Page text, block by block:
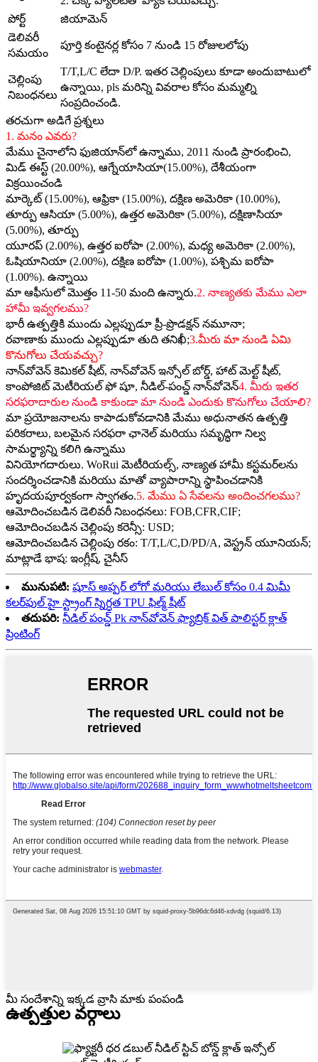
పోర్ట్
జియామెన్
డెలివరీ
సమయం
పూర్తి కంటైనర్ల కోసం 7 నుండి 15 రోజులలోపు
చెల్లింపు
నిబంధనలు
T/T,L/C లేదా D/P. ఇతర చెల్లింపులు కూడా అందుబాటులో
ఉన్నాయి, pls మరిన్ని వివరాల కోసం మమ్మల్ని
సంప్రదించండి.
తరచుగా అడిగే ప్రశ్నలు
1. మనం ఎవరు?
మేము చైనాలోని ఫుజియాన్‌లో ఉన్నాము, 2011 నుండి ప్రారంభించి,
మిడ్ ఈస్ట్ (20.00%), ఆగ్నేయాసియా(15.00%), దేశీయంగా
విక్రయించండి
మార్కెట్ (15.00%), ఆఫ్రికా (15.00%), దక్షిణ అమెరికా (10.00%),
తూర్పు ఆసియా (5.00%), ఉత్తర అమెరికా (5.00%), దక్షిణాసియా
(5.00%), తూర్పు
యూరప్ (2.00%), ఉత్తర ఐరోపా (2.00%), మధ్య అమెరికా (2.00%),
ఓషియానియా (2.00%), దక్షిణ ఐరోపా (1.00%), పశ్చిమ ఐరోపా
(1.00%). ఉన్నాయి
మా ఆఫీసులో మొత్తం 11-50 మంది ఉన్నారు.2. నాణ్యతకు మేము ఎలా
హామీ ఇవ్వగలము?
భారీ ఉత్పత్తికి ముందు ఎల్లప్పుడూ ప్రీ-ప్రొడక్షన్ నమూనా;
రవాణాకు ముందు ఎల్లప్పుడూ తుది తనిఖీ;3.మీరు మా నుండి ఏమి
కొనుగోలు చేయవచ్చు?
నాన్‌వోవెన్ కెమికల్ షీట్, నాన్‌వోవెన్ ఇన్సోల్ బోర్డ్, హాట్ మెల్ట్ షీట్,
కాంపోజిట్ మెటీరియల్ ఫో షూ, నీడిల్-పంచ్డ్ నాన్‌వోవెన్4. మీరు ఇతర
సరఫరాదారుల నుండి కాకుండా మా నుండి ఎందుకు కొనుగోలు చేయాలి?
మా ప్రయోజనాలను కాపాడుకోవడానికి మేము అధునాతన ఉత్పత్తి
పరికరాలు, బలమైన సరఫరా ఛానెల్ మరియు సమృద్ధిగా నిల్వ
సామర్థ్యాన్ని కలిగి ఉన్నాము
వినియోగదారులు. WoRui మెటీరియల్స్, నాణ్యత హామీ కస్టమర్‌లను
సందర్శించడానికి మరియు మాతో వ్యాపారాన్ని స్థాపించడానికి
హృదయపూర్వకంగా స్వాగతం.5. మేము ఏ సేవలను అందించగలము?
ఆమోదించబడిన డెలివరీ నిబంధనలు: FOB,CFR,CIF;
ఆమోదించబడిన చెల్లింపు కరెన్సీ: USD;
ఆమోదించబడిన చెల్లింపు రకం: T/T,L/C,D/PD/A, వెస్ట్రన్ యూనియన్;
మాట్లాడే భాష: ఇంగ్లీష్, చైనీస్
మునుపటి: షూస్ అప్పర్ లోగో మరియు లేబుల్ కోసం 0.4 మిమీ
కలర్‌ఫుల్ హై స్ట్రాంగ్ స్నిగ్ధత TPU ఫిల్మ్ షీట్
తదుపరి: నీడిల్ పంచ్డ్ Pk నాన్‌వోవెన్ ఫ్యాబ్రిక్ విత్ పాలిస్టర్ క్లాత్
ప్రింటింగ్
మీ సందేశాన్ని ఇక్కడ వ్రాసి మాకు పంపండి
ఉత్పత్తుల వర్గాలు